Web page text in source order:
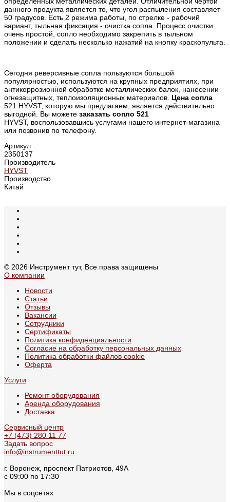
данного продукта является то, что угол распыления составляет
50 градусов. Есть 2 режима работы, по стрелке - рабочий
вариант, тыльная фиксация - очистка сопла. Процесс очистки
очень простой, сопло необходимо закрепить в тыльном
положении и сделать несколько нажатий на кнопку краскопульта.
Сегодня реверсивные сопла пользуются большой
популярностью, используются на крупных предприятиях, при
антикоррозионной обработке металлических балок, нанесении
огнезащитных, теплоизоляционных материалов. Цена сопла
521 HYVST, которую мы предлагаем, является действительно
выгодной. Вы можете заказать сопло 521
HYVST, воспользовавшись услугами нашего интернет-магазина
или позвонив по телефону.
Артикул
2350137
Производитель
HYVST
Производство
Китай
© 2026 Инструмент тут, Все права защищены
О компании
Новости
Статьи
Отзывы
Вакансии
Сотрудники
Сертификаты
Политика конфиденциальности
Согласие на обработку персональных данных
Политика обработки файлов cookie
Оферта
Услуги
Ремонт оборудования
Аренда оборудования
Доставка
Сервисный центр
+7 (473) 280 11 77
Задать вопрос
info@instrumenttut.ru
г. Воронеж, проспект Патриотов, 49А
с 09:00 по 17:30
Мы в соцсетях